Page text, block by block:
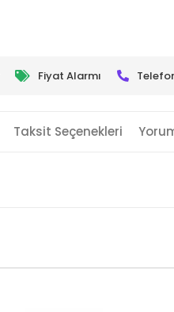
Fiyat Alarmı
Taksit Seçenekleri